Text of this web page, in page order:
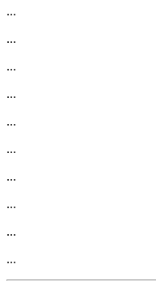
...
...
...
...
...
...
...
...
...
...